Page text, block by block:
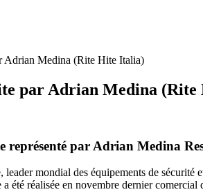
Adrian Medina (Rite Hite Italia)
par Adrian Medina
par Adrian Medina
mondial des équipements de
été réalisée en novembre dernier comercial